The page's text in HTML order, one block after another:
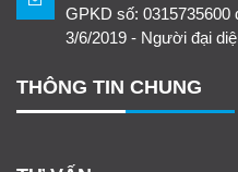
GPKD số:
3/6/2019 - Người đại
THÔNG TIN CHUNG